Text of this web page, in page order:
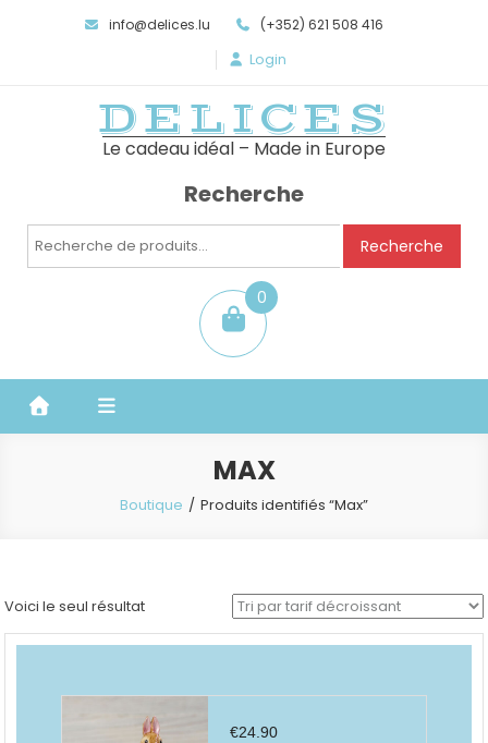
info@delices.lu (+352) 621 508 416
Login
DELICES
Le cadeau idéal – Made in Europe
Recherche
Recherche
Recherche
0
item
MAX
Boutique Produits identifiés “Max”
Voici le seul résultat
€24.90